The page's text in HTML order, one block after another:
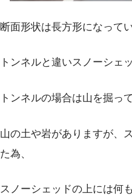
断面形状は長方形になってい
トンネルと違いスノーシェ
トンネルの場合は山を掘っ
山の土や岩がありますが、
た為、
スノーシェッドの上には何